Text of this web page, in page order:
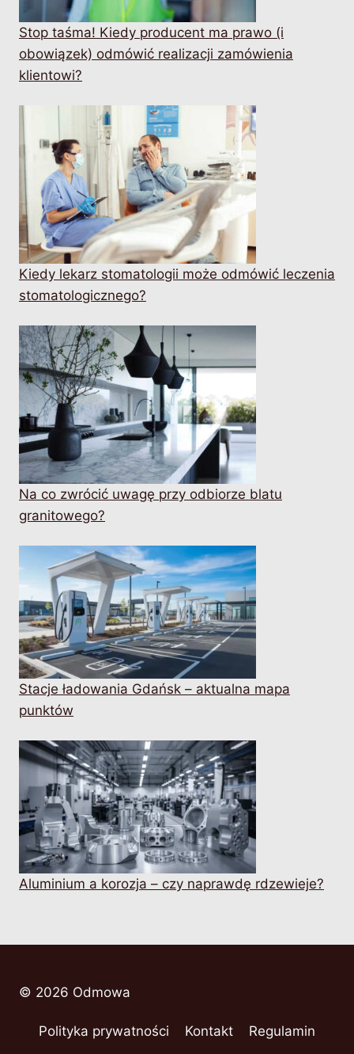
Stop taśma! Kiedy producent ma prawo (i
obowiązek) odmówić realizacji zamówienia
klientowi?
Kiedy lekarz stomatologii może odmówić leczenia
stomatologicznego?
Na co zwrócić uwagę przy odbiorze blatu
granitowego?
Stacje ładowania Gdańsk – aktualna mapa
punktów
Aluminium a korozja – czy naprawdę rdzewieje?
© 2026 Odmowa
Polityka prywatności Kontakt
Regulamin